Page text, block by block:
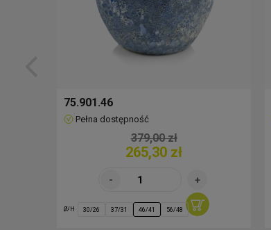
75.901.46
Pełna dostępność
379,00 zł
265,30 zł
Ø/H 30/26 37/31 46/41 56/48